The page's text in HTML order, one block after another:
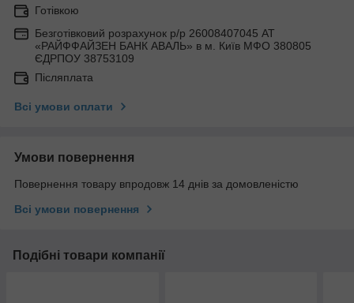
Готівкою
Безготівковий розрахунок р/р 26008407045 АТ
«РАЙФФАЙЗЕН БАНК АВАЛЬ» в м. Київ МФО 380805
ЄДРПОУ 38753109
Післяплата
Всі умови оплати
Умови повернення
Повернення товару впродовж 14 днів за домовленістю
Всі умови повернення
Подібні товари компанії